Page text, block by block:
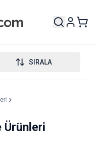
SIRALA
Ürünleri